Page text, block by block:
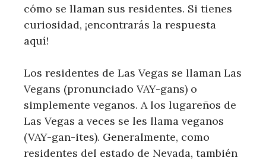
cómo se llaman sus residentes. Si tienes
curiosidad, ¡encontrarás la respuesta
aquí!
Los residentes de Las Vegas se llaman Las
Vegans (pronunciado VAY-gans) o
simplemente veganos. A los lugareños de
Las Vegas a veces se les llama veganos
(VAY-gan-ites). Generalmente, como
residentes del estado de Nevada, también